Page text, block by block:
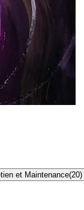
et Maintenance(20)